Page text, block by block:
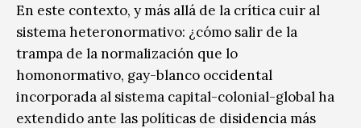
En este contexto, y más allá de la crítica cuir al
sistema heteronormativo: ¿cómo salir de la
trampa de la normalización que lo
homonormativo, gay-blanco occidental
incorporada al sistema capital-colonial-global ha
extendido ante las políticas de disidencia más